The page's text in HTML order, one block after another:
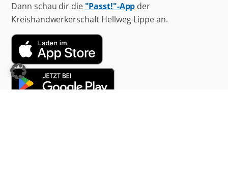
Dann schau dir die "Passt!"-App der
Kreishandwerkerschaft Hellweg-Lippe an.